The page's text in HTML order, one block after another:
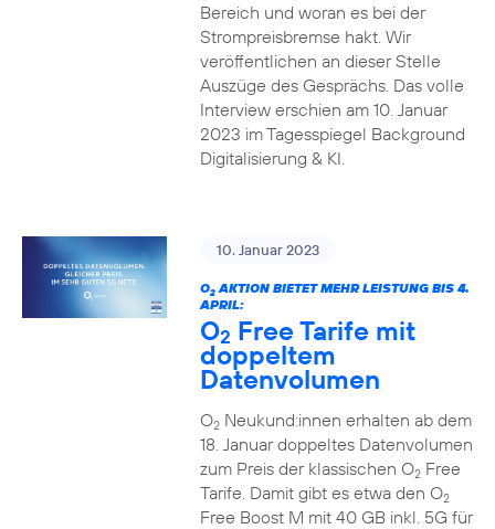
Bereich und woran es bei der
Strompreisbremse hakt. Wir
veröffentlichen an dieser Stelle
Auszüge des Gesprächs. Das volle
Interview erschien am 10. Januar
2023 im Tagesspiegel Background
Digitalisierung & KI.
10. Januar 2023
O2AKTION BIETET MEHR LEISTUNG BIS 4.
APRIL:
O2 Free Tarife mit
doppeltem
Datenvolumen
O2Neukund:innen erhalten ab dem
18. Januar doppeltes Datenvolumen
zum Preis der klassischen O2Free
Tarife. Damit gibt es etwa den O2
Free Boost M mit 40 GB inkl. 5G für